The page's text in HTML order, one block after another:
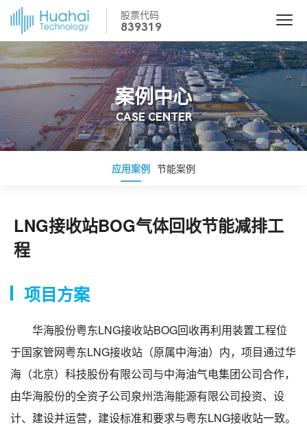
股票代码
839319
CASE CENTER
案例中心
应用案例 节能案例
LNG接收站BOG气体回收节能减排工
程
项目方案
华海股份粤东LNG接收站BOG回收再利用装置工程位
于国家管网粤东LNG接收站（原属中海油）内，项目通过华
海（北京）科技股份有限公司与中海油气电集团公司合作，
由华海股份的全资子公司泉州浩海能源有限公司投资、设
计、建设并运营，建设标准和要求与粤东LNG接收站一致。